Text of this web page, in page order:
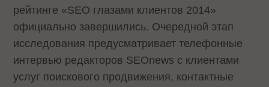
рейтинге «SEO глазами клиентов 2014»
официально завершились. Очередной этап
исследования предусматривает телефонные
интервью редакторов SEOnews с клиентами
услуг поискового продвижения, контактные